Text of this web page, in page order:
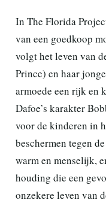
In The Florida
van een goedkoop
volgt het leven van
Prince) en haar
armoede een rijk en
Dafoe’s karakter
voor de kinderen in
beschermen tegen
warm en menselijk,
houding die een
onzekere leven van